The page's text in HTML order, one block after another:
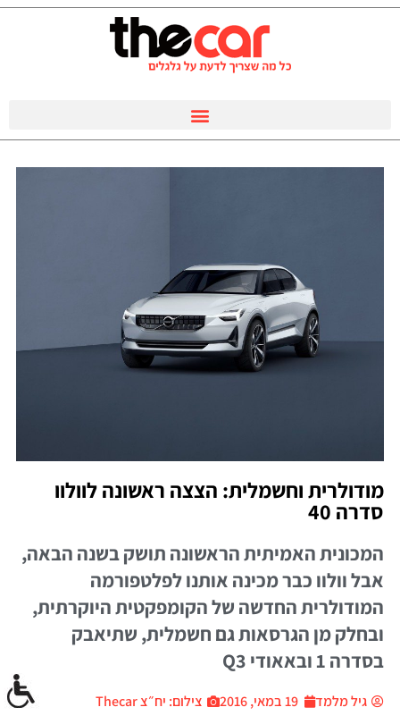
מודולרית וחשמלית: הצצה ראשונה לוולוו
סדרה 40
המכונית האמיתית הראשונה תושק בשנה הבאה,
אבל וולוו כבר מכינה אותנו לפלטפורמה
המודולרית החדשה של הקומפקטית היוקרתית,
ובחלק מן הגרסאות גם חשמלית, שתיאבק
בסדרה 1 ובאאודי Q3
גיל מלמד 19 במאי, 2016 צילום: יח״צ Thecar